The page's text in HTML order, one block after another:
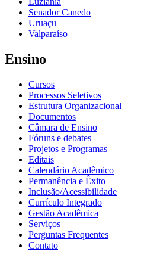
Senador Canedo
Uruaçu
Valparaíso
Ensino
Cursos
Processos Seletivos
Estrutura Organizacional
Documentos
Câmara de Ensino
Fóruns e debates
Projetos e Programas
Editais
Calendário Acadêmico
Permanência e Êxito
Inclusão/Acessibilidade
Currículo Integrado
Gestão Acadêmica
Serviços
Perguntas Frequentes
Contato